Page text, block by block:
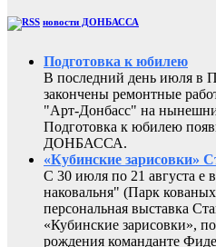
новости ДОНБАССА
Подготовка к юбилею
В последний день июля в
закончены ремонтные
"Арт-Донбасс" на
Подготовка к юбилею
ДОНБАССА.
«Кубинские зарисовки»
С 30 июля по 21 августа е
наковальня" (Парк
персональная выставка
«Кубинские зарисовки»,
рождения команданте